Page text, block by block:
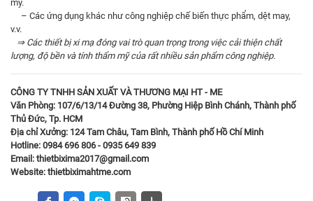
mỹ.
– Các ứng dụng khác như công nghiệp chế biến thực phẩm, dệt may,
v.v.
⇒ Các thiết bị xi mạ đóng vai trò quan trọng trong việc cải thiện chất
lượng, độ bền và tính thẩm mỹ của rất nhiều sản phẩm công nghiệp.
CÔNG TY TNHH SẢN XUẤT VÀ THƯƠNG MẠI HT - ME
Văn Phòng: 107/6/13/14 Đường 38, Phường Hiệp Bình Chánh, Thành phố
Thủ Đức, Tp. HCM
Địa chỉ Xưởng: 124 Tam Châu, Tam Bình, Thành phố Hồ Chí Minh
Hotline: 0984 696 806 - 0935 649 839
Email: thietbixima2017@gmail.com
Website: thietbiximahtme.com